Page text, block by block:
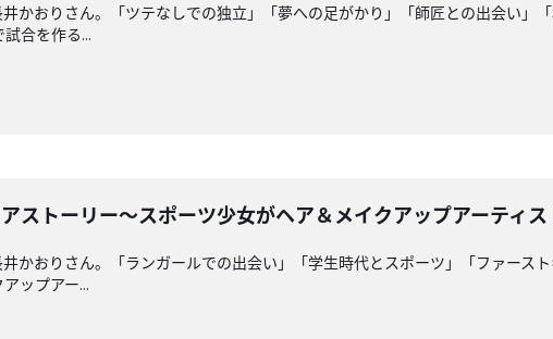
かおりさん。「ツテなしでの独立」「夢への足がかり」「師匠との出会い」
合を作る...
ストーリー〜スポーツ少女がヘア＆メイクアップアーティ
かおりさん。「ランガールでの出会い」「学生時代とスポーツ」「ファース
ップアー...